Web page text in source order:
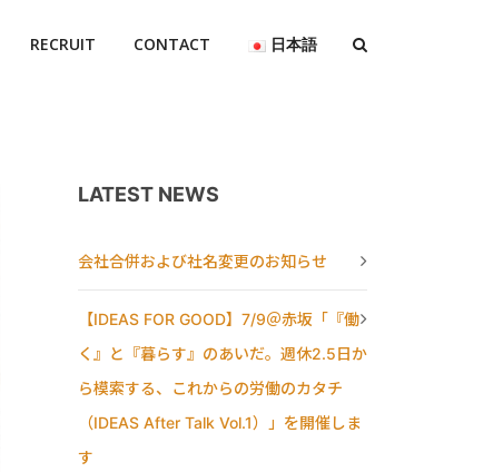
RECRUIT CONTACT 日本語
LATEST NEWS
会社合併および社名変更のお知らせ
【IDEAS FOR GOOD】7/9＠赤坂「『働
く』と『暮らす』のあいだ。週休2.5日か
ら模索する、これからの労働のカタチ
（IDEAS After Talk Vol.1）」を開催しま
す